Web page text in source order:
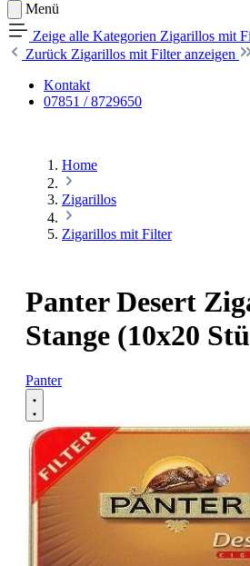
Menü
Zeige alle Kategorien Zigarillos mit
Zurück Zigarillos mit Filter anzeigen
Kontakt
07851 / 8729650
Home
Zigarillos
Zigarillos mit Filter
Panter Desert
Stange (10x20
Panter